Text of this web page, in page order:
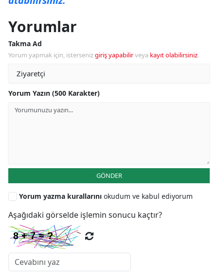
Yorumlar
Takma Ad
Yorum yapmak için, istersenizgiriş yapabilirveya kayıt olabilirsiniz.
Yorum Yazın (500 Karakter)
GÖNDER
Yorum yazma kurallarını okudum ve kabul ediyorum
Aşağıdaki görselde işlemin sonucu kaçtır?